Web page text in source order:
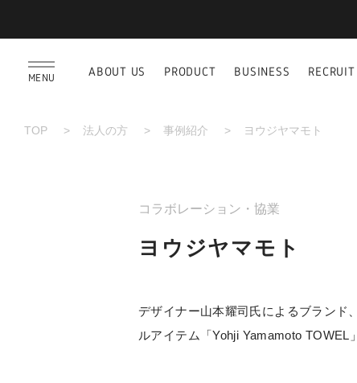
ABOUT US PRODUCT BUSINESS RECRUIT
MENU
TOP 法人の方 事例紹介 ヨウジヤマモト
コラボレーション・協業
ヨウジヤマモト
デザイナー山本耀司氏によるブランド
ルアイテム「Yohji Yamamoto TOWEL